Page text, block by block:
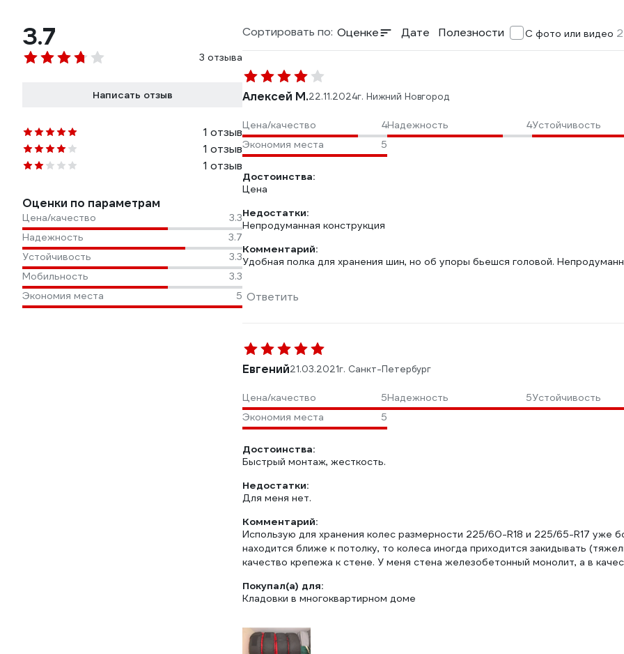
3.7
3 отзыва
Написать отзыв
1 отзыв
1 отзыв
1 отзыв
Оценки по параметрам
Цена/качество
3.3
Надежность
3.7
Устойчивость
3.3
Мобильность
3.3
Экономия места
5
Сортировать по: Оценке Дате Полезности С фото или видео 2
Алексей М.22.11.2024г. Нижний Новгород
Цена/качество 4Надежность 4Устойчивость
Экономия места
5
Достоинства:
Цена
Недостатки:
Непродуманная конструкция
Комментарий:
Удобная полка для хранения шин, но об упоры бьешся головой.
Ответить
Евгений21.03.2021г. Санкт-Петербург
Цена/качество 5Надежность 5Устойчивость
Экономия места
5
Достоинства:
Быстрый монтаж, жесткость.
Недостатки:
Для меня нет.
Комментарий:
Использую для хранения колес размерности 225/60-R18 и 225/65-R17 уже
находится ближе к потолку, то колеса иногда приходится закидывать
качество крепежа к стене. У меня стена железобетонный монолит, а в
Покупал(а) для:
Кладовки в многоквартирном доме